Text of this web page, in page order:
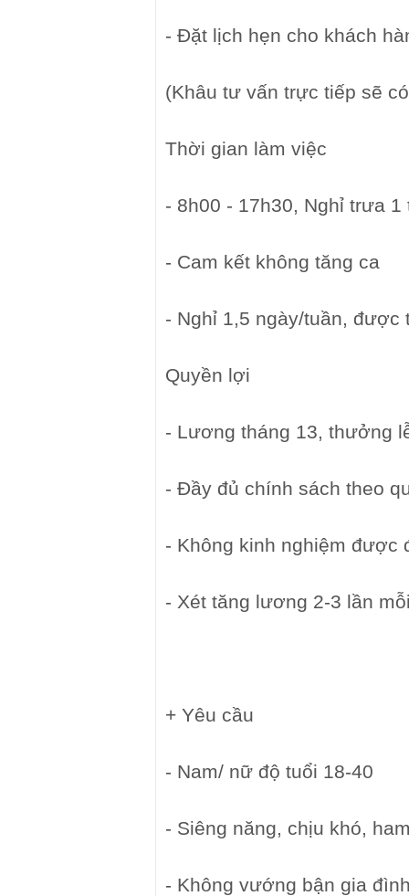
- Đặt lịch hẹn cho khách
(Khâu tư vấn trực tiếp sẽ
Thời gian làm việc
- 8h00 - 17h30, Nghỉ trưa 1
- Cam kết không tăng ca
- Nghỉ 1,5 ngày/tuần, được
Quyền lợi
- Lương tháng 13, thưởng
- Đầy đủ chính sách theo
- Không kinh nghiệm được
- Xét tăng lương 2-3 lần
+ Yêu cầu
- Nam/ nữ độ tuổi 18-40
- Siêng năng, chịu khó,
- Không vướng bận gia